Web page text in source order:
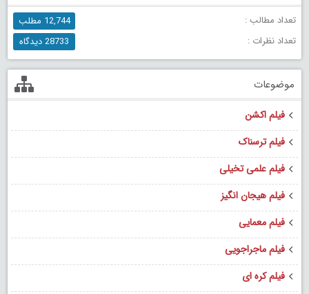
تعداد مطالب :
12,744 مطلب
تعداد نظرات :
28733 دیدگاه
موضوعات
فیلم اکشن
فیلم ترسناک
فیلم علمی تخیلی
فیلم هیجان انگیز
فیلم معمایی
فیلم ماجراجویی
فیلم کره ای